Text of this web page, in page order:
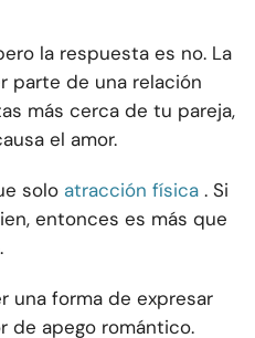
la respuesta es no. La
parte de una relación
más cerca de tu pareja,
el amor.
solo atracción física . Si
entonces es más que
una forma de expresar
de apego romántico.